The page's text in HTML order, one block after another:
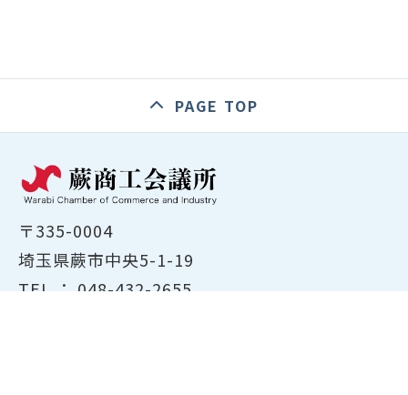
PAGE TOP
〒335-0004
埼玉県蕨市中央5-1-19
TEL ： 048-432-2655